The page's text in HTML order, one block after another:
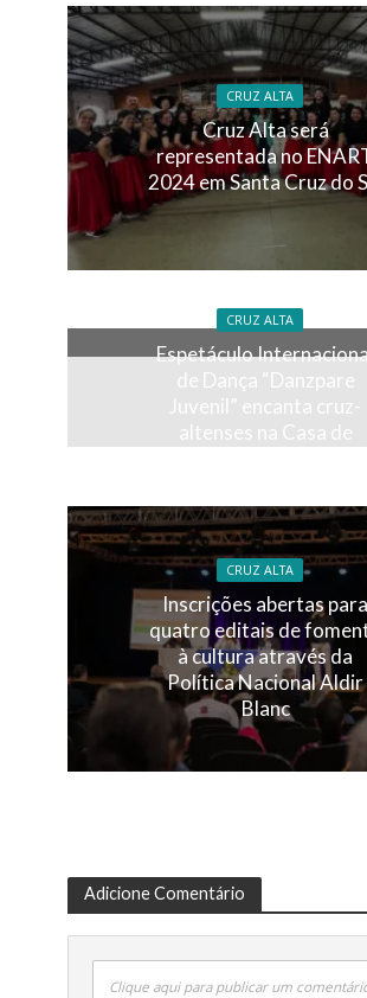
CRUZ ALTA
Cruz Alta será
representada no
2024 em Santa Cruz do
CRUZ ALTA
Espetáculo
de Dança “Danzpare
Juvenil” encanta cruz-
altenses na Casa de
CRUZ ALTA
Inscrições abertas para
quatro editais de
à cultura através da
Política Nacional Aldir
Blanc
Adicione Comentário
Clique aqui para publicar um